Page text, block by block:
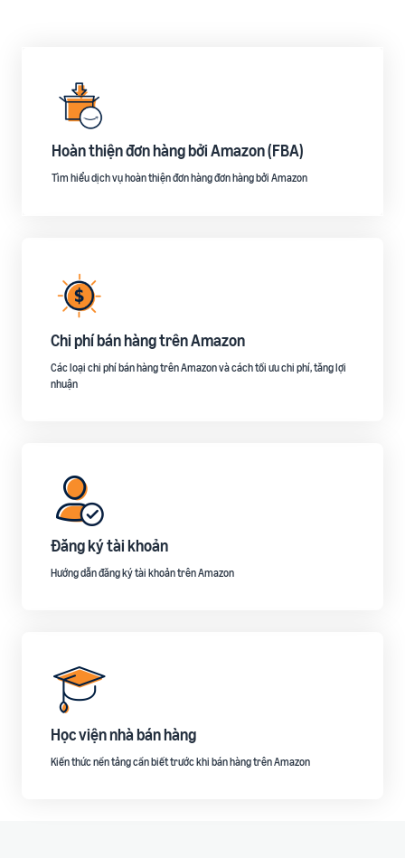
Hoàn thiện đơn hàng bởi Amazon (FBA)
Tìm hiểu dịch vụ hoàn thiện đơn hàng đơn hàng bởi Amazon
Chi phí bán hàng trên Amazon
Các loại chi phí bán hàng trên Amazon và cách tối ưu chi phí, tăng lợi
nhuận
Đăng ký tài khoản
Hướng dẫn đăng ký tài khoản trên Amazon
Học viện nhà bán hàng
Kiến thức nền tảng cần biết trước khi bán hàng trên Amazon